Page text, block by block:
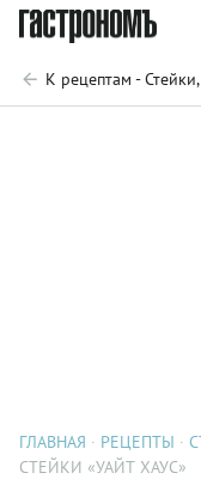
К рецептам -
ГЛАВНАЯ РЕЦЕПТЫ
СТЕЙКИ «УАЙТ ХАУС»